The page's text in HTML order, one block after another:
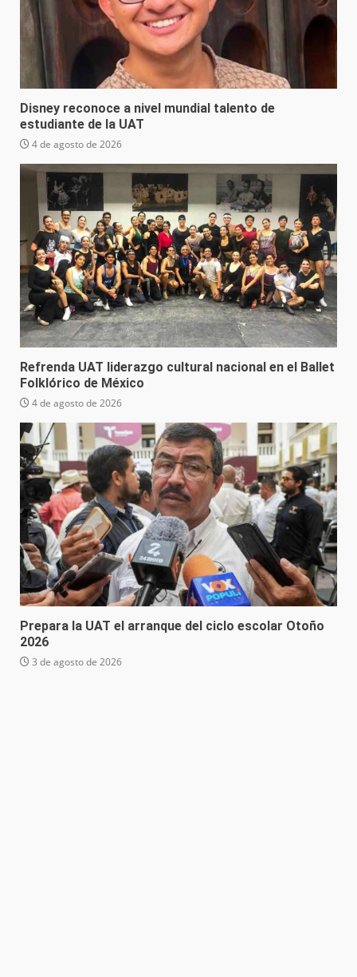
Disney reconoce a nivel mundial talento de
estudiante de la UAT
4 de agosto de 2026
Refrenda UAT liderazgo cultural nacional en el Ballet
Folklórico de México
4 de agosto de 2026
Prepara la UAT el arranque del ciclo escolar Otoño
2026
3 de agosto de 2026